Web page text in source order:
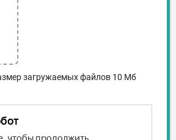
загружаемых файлов 10 Мб